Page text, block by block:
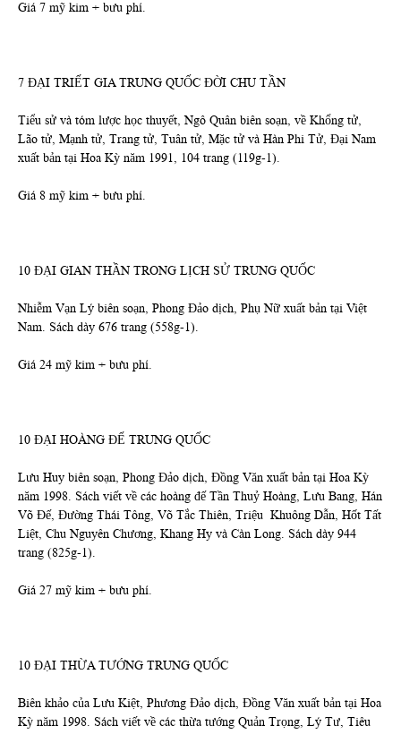
Giá 7 mỹ kim + bưu phí.
7 ĐẠI TRIẾT GIA TRUNG QUỐC ĐỜI CHU TẦN
Tiểu sử và tóm lược học thuyết, Ngô Quân biên soạn, về Khổng tử,
Lão tử, Mạnh tử, Trang tử, Tuân tử, Mặc tử và Hàn Phi Tử, Đại Nam
xuất bản tại Hoa Kỳ năm 1991, 104 trang (119g-1).
Giá 8 mỹ kim + bưu phí.
10 ĐẠI GIAN THẦN TRONG LỊCH SỬ TRUNG QUỐC
Nhiễm Vạn Lý biên soạn, Phong Đảo dịch, Phụ Nữ xuất bản tại Việt
Nam. Sách dày 676 trang (558g-1).
Giá 24 mỹ kim + bưu phí.
10 ĐẠI HOÀNG ĐẾ TRUNG QUỐC
Lưu Huy biên soạn, Phong Đảo dịch, Đồng Văn xuất bản tại Hoa Kỳ
năm 1998. Sách viết về các hoàng đế Tần Thuỷ Hoàng, Lưu Bang, Hán
Võ Đế, Đường Thái Tông, Võ Tắc Thiên, Triệu Khuông Dẫn, Hốt Tất
Liệt, Chu Nguyên Chương, Khang Hy và Càn Long. Sách dày 944
trang (825g-1).
Giá 27 mỹ kim + bưu phí.
10 ĐẠI THỪA TƯỚNG TRUNG QUỐC
Biên khảo của Lưu Kiệt, Phương Đảo dịch, Đồng Văn xuất bản tại Hoa
Kỳ năm 1998. Sách viết về các thừa tướng Quản Trọng, Lý Tư, Tiêu